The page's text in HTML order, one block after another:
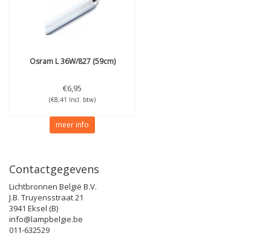
OsramL 36W/827 (59cm)
€6,95
(€8,41 Incl. btw)
meer info
Contactgegevens
Lichtbronnen België B.V.
J.B. Truyensstraat 21
3941 Eksel (B)
info@lampbelgie.be
011-632529